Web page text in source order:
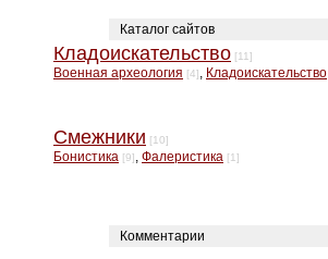
Каталог сайтов
Кладоискательство [11]
Военная археология [4], Кладоискательство
Смежники [10]
Бонистика [9], Фалеристика [1]
Комментарии